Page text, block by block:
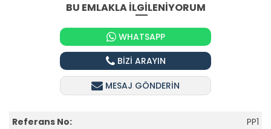
BU EMLAKLA İLGİLENİYORUM
WHATSAPP
BİZİ ARAYIN
MESAJ GÖNDERİN
Referans No:
PP1